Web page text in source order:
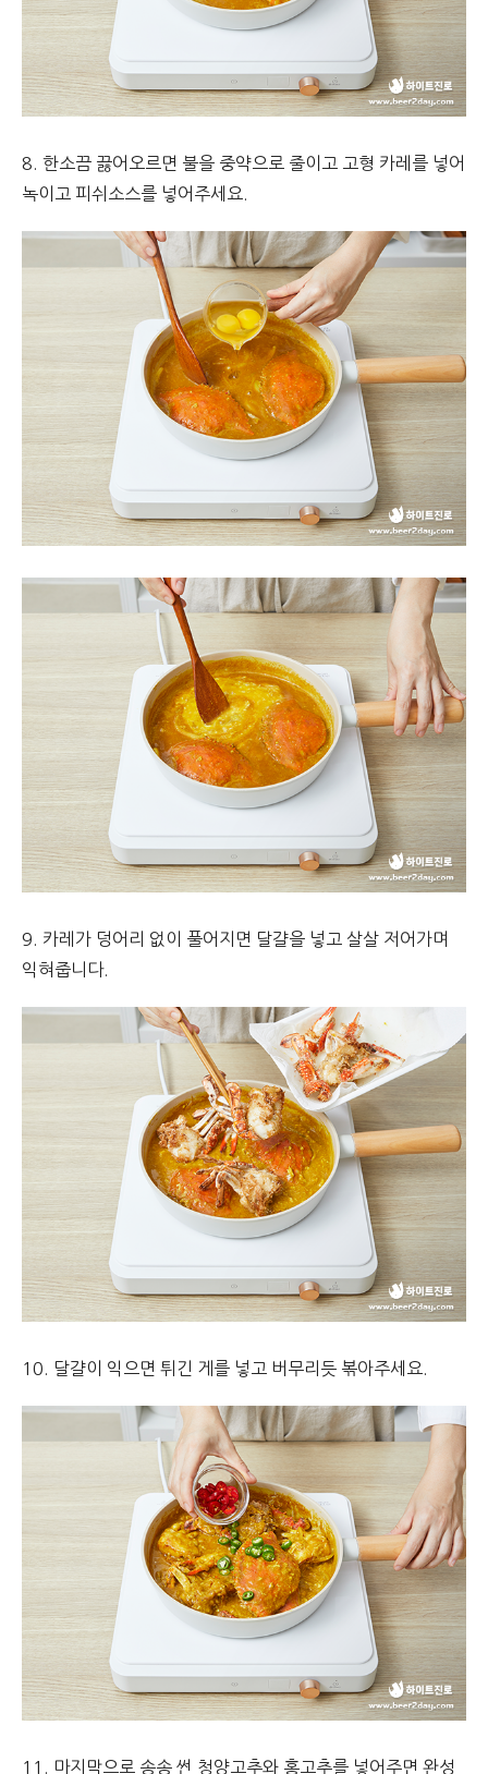
8. 한소끔 끓어오르면 불을 중약으로 줄이고 고형 카레를 넣어
녹이고 피쉬소스를 넣어주세요.
9. 카레가 덩어리 없이 풀어지면 달걀을 넣고 살살 저어가며
익혀줍니다.
10. 달걀이 익으면 튀긴 게를 넣고 버무리듯 볶아주세요.
11. 마지막으로 송송 썬 청양고추와 홍고추를 넣어주면 완성